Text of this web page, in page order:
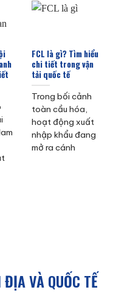
FCL là gì? Tìm hiểu
chi tiết trong vận
tải quốc tế
Trong bối cảnh
toàn cầu hóa,
hoạt động xuất
nhập khẩu đang
mở ra cánh
VÀ QUỐC TẾ